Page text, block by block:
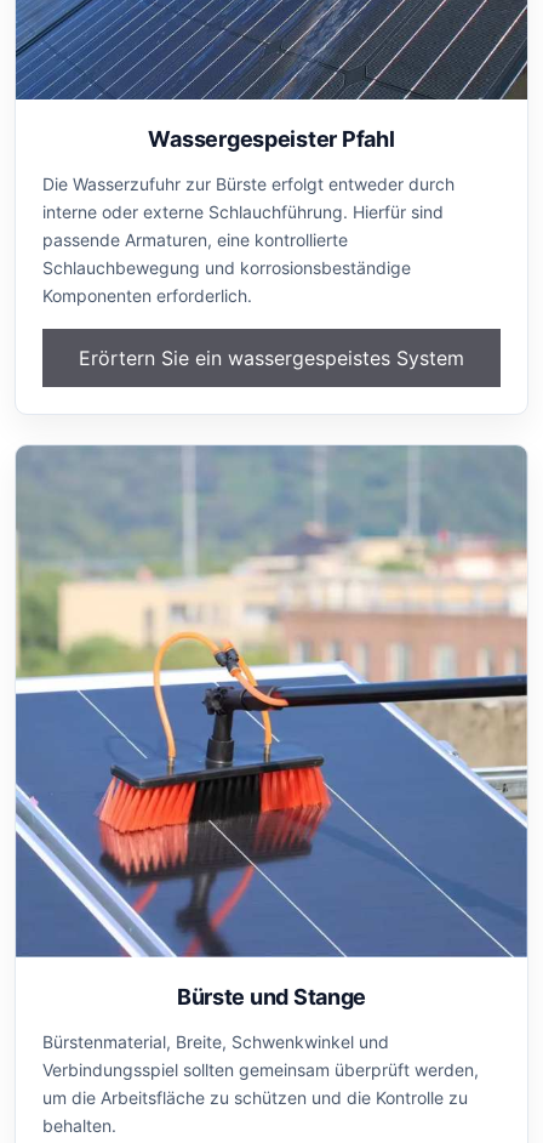
Wassergespeister Pfahl
Die Wasserzufuhr zur Bürste erfolgt entweder durch
interne oder externe Schlauchführung. Hierfür sind
passende Armaturen, eine kontrollierte
Schlauchbewegung und korrosionsbeständige
Komponenten erforderlich.
Erörtern Sie ein wassergespeistes System
Bürste und Stange
Bürstenmaterial, Breite, Schwenkwinkel und
Verbindungsspiel sollten gemeinsam überprüft werden,
um die Arbeitsfläche zu schützen und die Kontrolle zu
behalten.